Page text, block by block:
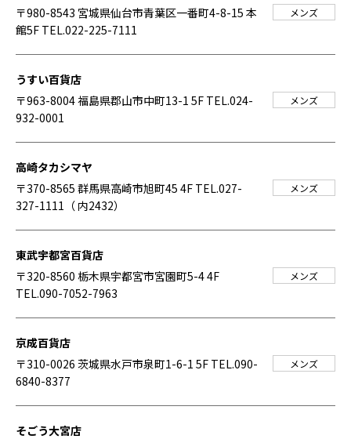
〒980-8543 宮城県仙台市青葉区一番町4-8-15 本
館5F TEL.022-225-7111
メンズ
うすい百貨店
〒963-8004 福島県郡山市中町13-1 5F TEL.024-
932-0001
メンズ
高崎タカシマヤ
〒370-8565 群馬県高崎市旭町45 4F TEL.027-
327-1111（ 内2432）
メンズ
東武宇都宮百貨店
〒320-8560 栃木県宇都宮市宮園町5-4 4F
TEL.090-7052-7963
メンズ
京成百貨店
〒310-0026 茨城県水戸市泉町1-6-1 5F TEL.090-
6840-8377
メンズ
そごう大宮店